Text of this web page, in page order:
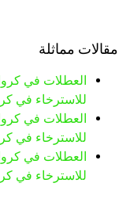
مقالات مماثلة
العطلات في
للاسترخاء في
العطلات في
للاسترخاء في
العطلات في
للاسترخاء في